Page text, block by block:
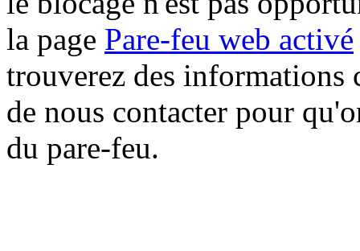
la page Pare-feu web activé
trouverez des informations
de nous contacter pour
du pare-feu.